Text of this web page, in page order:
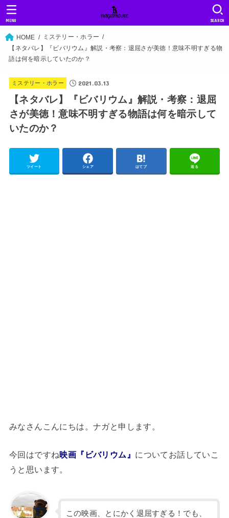
SEARCH
MENU
HOME
ミステリー・ホラー
【ネタバレ】『ビバリウム』解説・考察：退屈さが美徳！意味不明すぎる物
語は何を暗示していたのか？
ミステリー・ホラー 2021.03.13
【ネタバレ】『ビバリウム』解説・考察：退屈
さが美徳！意味不明すぎる物語は何を暗示して
いたのか？
ツイート シェア はてブ 送る
みなさんこんにちは。ナガと申します。
今回はですね映画『ビバリウム』 についてお話していこ
うと思います。
この映画、とにかく退屈すぎる！でも、